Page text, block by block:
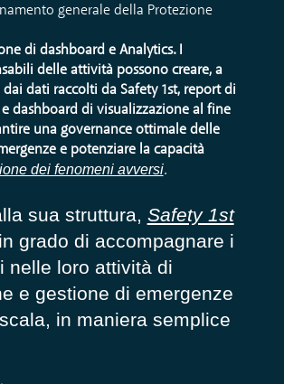
generale della Protezione
di dashboard e Analytics.
delle attività possono creare, a
dai dati raccolti da Safety 1st, report di
e dashboard di visualizzazione al fine
una governance ottimale delle
e potenziare la capacità
dei fenomeni avversi.
sua struttura, Safety 1st
grado di accompagnare i
nelle loro attività di
e gestione di emergenze
in maniera semplice